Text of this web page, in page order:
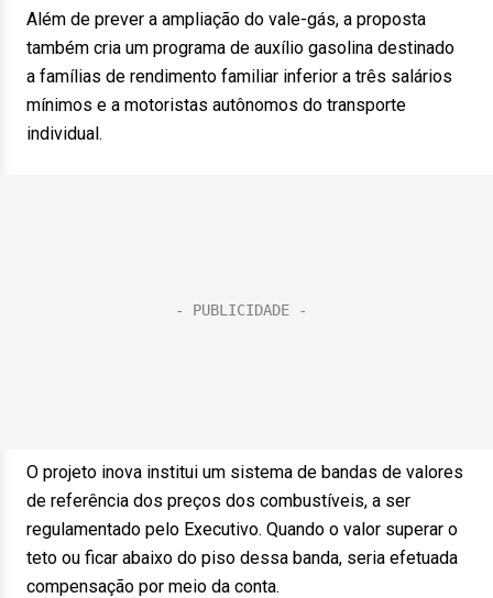
Além de prever a ampliação do vale-gás, a proposta
também cria um programa de auxílio gasolina destinado
a famílias de rendimento familiar inferior a três salários
mínimos e a motoristas autônomos do transporte
individual.
O projeto inova institui um sistema de bandas de valores
de referência dos preços dos combustíveis, a ser
regulamentado pelo Executivo. Quando o valor superar o
teto ou ficar abaixo do piso dessa banda, seria efetuada
compensação por meio da conta.